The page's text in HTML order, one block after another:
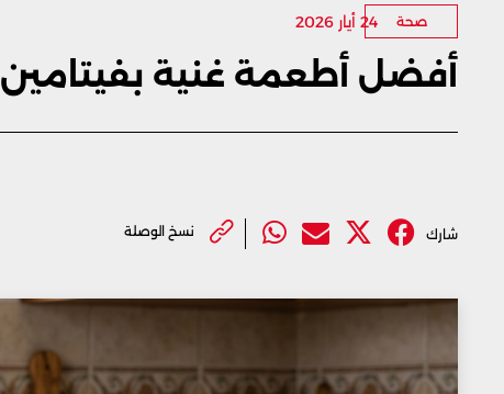
صحة 24 أيار 2026
أفضل أطعمة غنية بفيتامين C لتقوية المناعة
شارك نسخ الوصلة